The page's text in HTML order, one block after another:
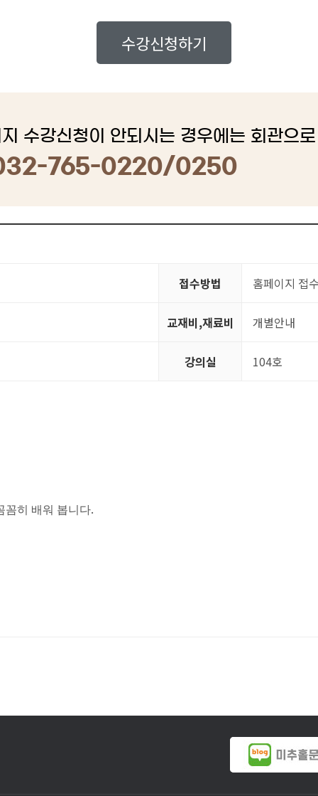
수강신청하기
수강신청이 안되시는 경우에는 회관으
765-0220/0250
접수방법 홈페이지 접
교재비,재료비 개별안내
강의실 104호
꼼히 배워 봅니다.